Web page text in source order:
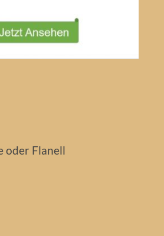
oder Flanell